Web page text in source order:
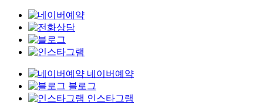
네이버예약
블로그
인스타그램